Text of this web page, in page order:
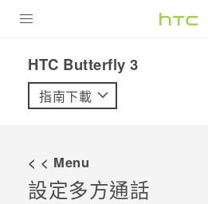
VIVE
配件
HTC Butterfly 3‎
指南下載
< < Menu
設定多方通話